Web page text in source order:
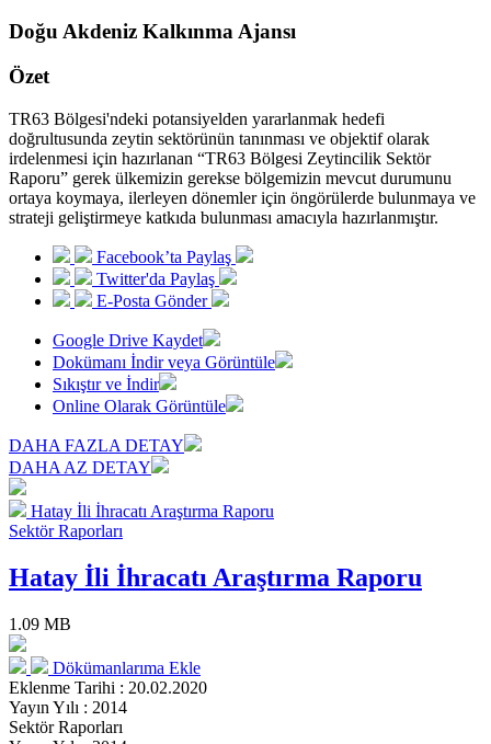
Doğu Akdeniz Kalkınma Ajansı
Özet
TR63 Bölgesi'ndeki potansiyelden yararlanmak hedefi
doğrultusunda zeytin sektörünün tanınması ve objektif olarak
irdelenmesi için hazırlanan “TR63 Bölgesi Zeytincilik Sektör
Raporu” gerek ülkemizin gerekse bölgemizin mevcut durumunu
ortaya koymaya, ilerleyen dönemler için öngörülerde bulunmaya ve
strateji geliştirmeye katkıda bulunması amacıyla hazırlanmıştır.
Facebook’ta Paylaş
Twitter'da Paylaş
E-Posta Gönder
Google Drive Kaydet
Dokümanı İndir veya Görüntüle
Sıkıştır ve İndir
Online Olarak Görüntüle
DAHA FAZLA DETAY
DAHA AZ DETAY
Hatay İli İhracatı Araştırma Raporu
Sektör Raporları
Hatay İli İhracatı Araştırma Raporu
1.09 MB
Dökümanlarıma Ekle
Eklenme Tarihi : 20.02.2020
Yayın Yılı : 2014
Sektör Raporları